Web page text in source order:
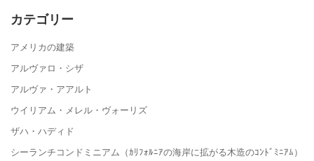
カテゴリー
アメリカの建築
アルヴァロ・シザ
アルヴァ・アアルト
ウイリアム・メレル・ヴォーリズ
ザハ・ハディド
シーランチコンドミニアム（ｶﾘﾌｫﾙﾆｱの海岸に拡がる木造のｺﾝﾄﾞﾐﾆｱﾑ）